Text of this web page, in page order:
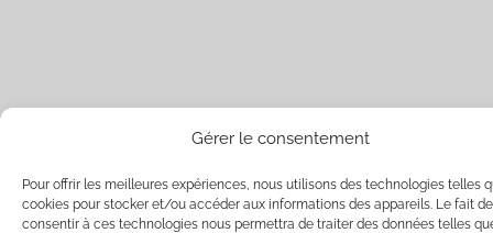
Gérer le consentement
Pour offrir les meilleures expériences, nous utilisons des technologies telles
cookies pour stocker et/ou accéder aux informations des appareils. Le fait de
consentir à ces technologies nous permettra de traiter des données telles